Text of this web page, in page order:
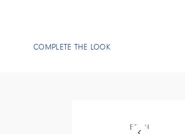
COMPLETE THE LOOK
EDEN